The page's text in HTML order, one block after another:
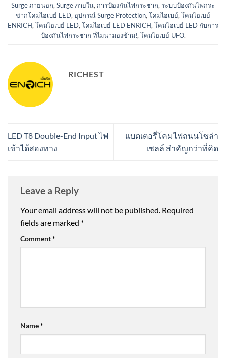
Surge ภายนอก, Surge ภายใน, การป้องกันไฟกระชาก, ระบบป้องกันไฟกระ
ชากโคมไฮเบย์ LED, อุปกรณ์ Surge Protection, โคมไฮเบย์, โคมไฮเบย์
ENRICH, โคมไฮเบย์ LED, โคมไฮเบย์ LED ENRICH, โคมไฮเบย์ LED กับการ
ป้องกันไฟกระชาก ที่ไม่น่ามองข้าม!, โคมไฮเบย์ UFO.
RICHEST
LED T8 Double-End Input ไฟ
เข้าได้สองทาง
แบตเตอรี่โคมไฟถนนโซล่า
เซลล์ สำคัญกว่าที่คิด
Leave a Reply
Your email address will not be published. Required
fields are marked *
Comment*
Name*